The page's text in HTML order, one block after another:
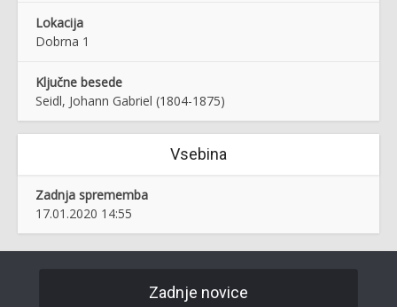
Lokacija
Dobrna 1
Ključne besede
Seidl, Johann Gabriel (1804-1875)
Vsebina
Zadnja sprememba
17.01.2020 14:55
Zadnje novice